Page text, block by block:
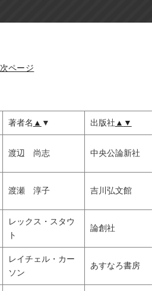
次ページ
著者名 ▲ ▼ 出版社 ▲ ▼
渡辺 尚志 中央公論新社
渡瀬 淳子 吉川弘文館
レックス・スタウ
ト
論創社
レイチェル・カー
ソン
あすなろ書房